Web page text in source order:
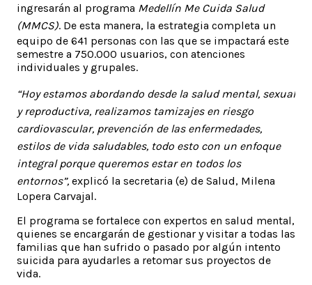
ingresarán al programa Medellín Me Cuida Salud
(MMCS). De esta manera, la estrategia completa un
equipo de 641 personas con las que se impactará este
semestre a 750.000 usuarios, con atenciones
individuales y grupales.
“Hoy estamos abordando desde la salud mental, sexual
y reproductiva, realizamos tamizajes en riesgo
cardiovascular, prevención de las enfermedades,
estilos de vida saludables, todo esto con un enfoque
integral porque queremos estar en todos los
entornos”, explicó la secretaria (e) de Salud, Milena
Lopera Carvajal.
El programa se fortalece con expertos en salud mental,
quienes se encargarán de gestionar y visitar a todas las
familias que han sufrido o pasado por algún intento
suicida para ayudarles a retomar sus proyectos de
vida.